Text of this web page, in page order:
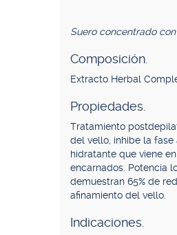
Suero concentrado
Composición.
Extracto Herbal
Propiedades.
Tratamiento
del vello, inhibe la
hidratante que viene
encarnados. Potencia
demuestran 65% de
afinamiento del vello.
Indicaciones.